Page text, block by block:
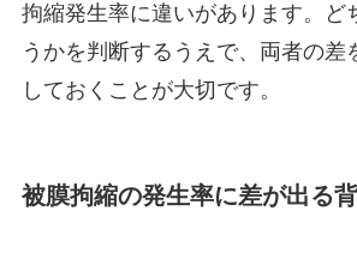
拘縮発生率に違いがあります。ど
うかを判断するうえで、両者の差
しておくことが大切です。
被膜拘縮の発生率に差が出る